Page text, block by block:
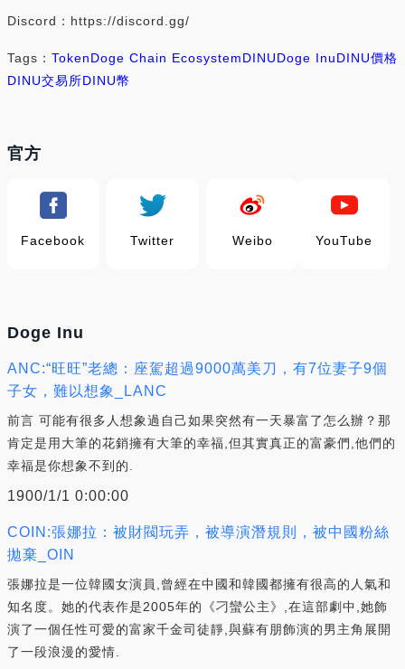
Discord：https://discord.gg/
Tags： TokenDoge Chain EcosystemDINUDoge InuDINU價格
DINU交易所DINU幣
官方
Facebook Twitter Weibo YouTube
Doge Inu
ANC:“旺旺”老總：座駕超過9000萬美刀，有7位妻子9個
子女，難以想象_LANC
前言 可能有很多人想象過自己如果突然有一天暴富了怎么辦？那
肯定是用大筆的花銷擁有大筆的幸福,但其實真正的富豪們,他們的
幸福是你想象不到的.
1900/1/1 0:00:00
COIN:張娜拉：被財閥玩弄，被導演潛規則，被中國粉絲
拋棄_OIN
張娜拉是一位韓國女演員,曾經在中國和韓國都擁有很高的人氣和
知名度。她的代表作是2005年的《刁蠻公主》,在這部劇中,她飾
演了一個任性可愛的富家千金司徒靜,與蘇有朋飾演的男主角展開
了一段浪漫的愛情.